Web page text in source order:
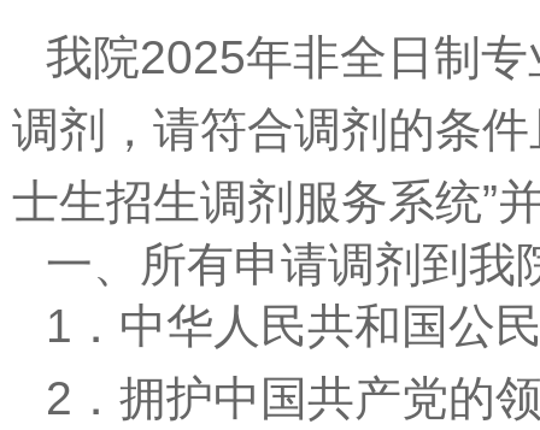
我院2025年非全日制
调剂，请符合调剂的条
士生招生调剂服务系统”
一、所有申请调剂到我
1 ．中华人民共和国公
2 ．拥护中国共产党的